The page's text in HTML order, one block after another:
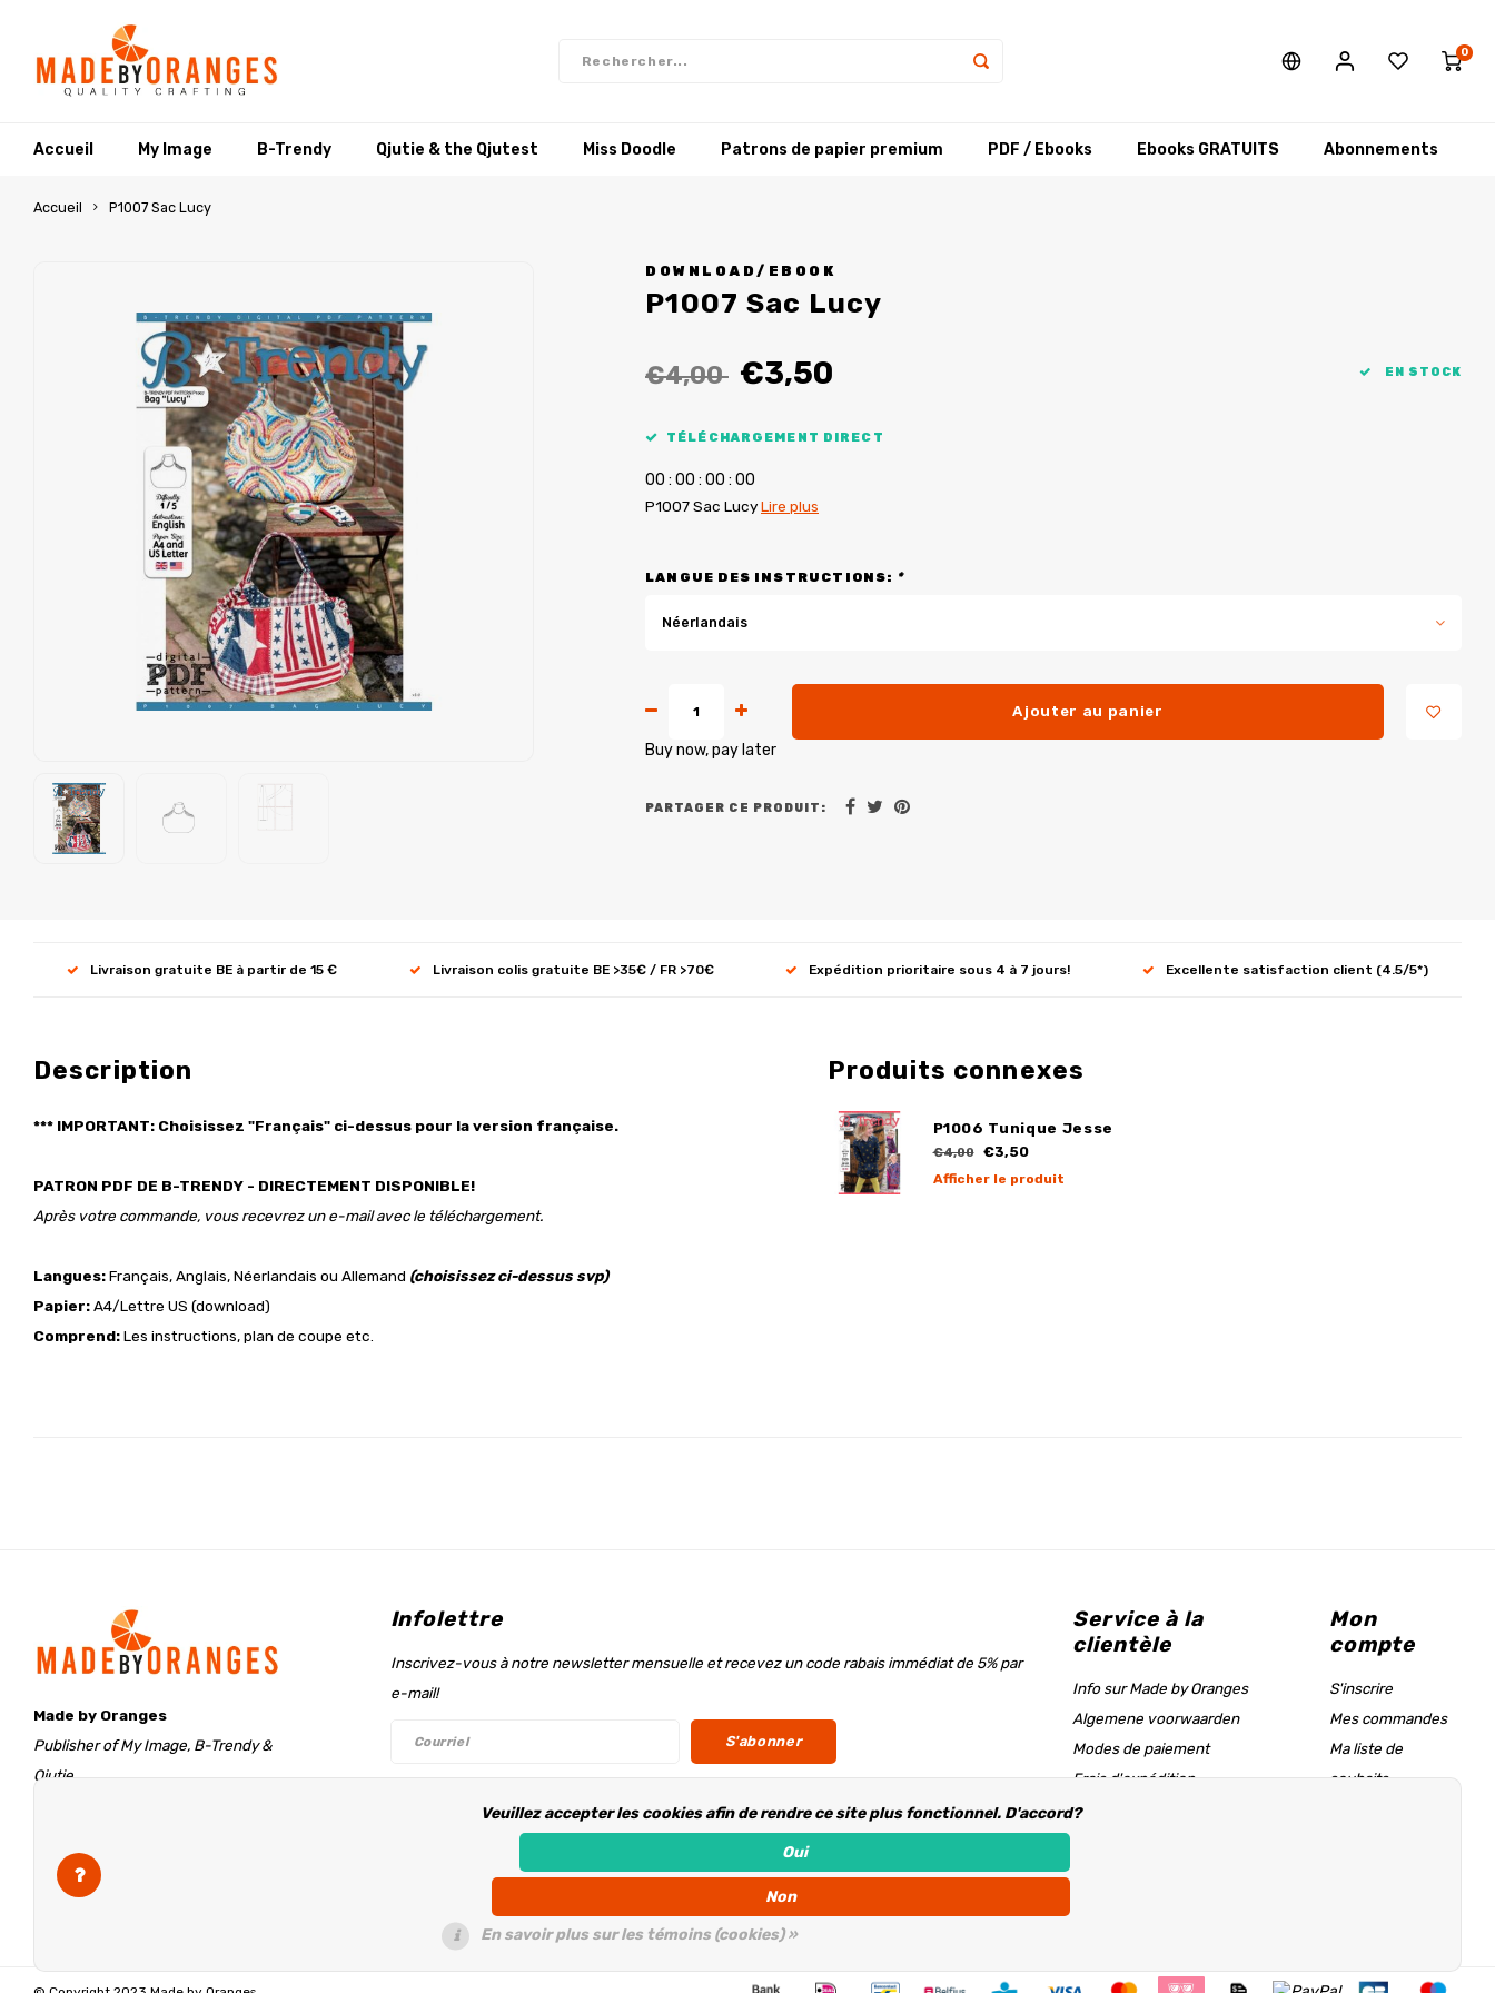
0
Accueil My Image B-Trendy Qjutie & the Qjutest Miss Doodle Patrons de papier premium PDF / Ebooks Ebooks GRATUITS Abonnements
Accueil P1007 Sac Lucy
DOWNLOAD/EBOOK
P1007 Sac Lucy
€4,00 €3,50 EN STOCK
TÉLÉCHARGEMENT DIRECT
00 : 00 : 00 : 00
P1007 Sac LucyLire plus
LANGUE DES INSTRUCTIONS: *
Néerlandais
Ajouter au panier
Buy now, pay later
PARTAGER CE PRODUIT:
Livraison gratuite BE à partir de 15 € Livraison colis gratuite BE >35€ / FR >70€ Expédition prioritaire sous 4 à 7 jours! Excellente satisfaction client (4.5/5*)
Description
*** IMPORTANT: Choisissez "Français" ci-dessus pour la version française.
PATRON PDF DE B-TRENDY - DIRECTEMENT DISPONIBLE!
Après votre commande, vous recevrez un e-mail avec le téléchargement.
Langues:Français, Anglais, Néerlandais ou Allemand (choisissez ci-dessus svp)
Papier:A4/Lettre US (download)
Comprend:Les instructions, plan de coupe etc.
Produits connexes
P1006 Tunique Jesse
€4,00 €3,50
Afficher le produit
Made by Oranges
Publisher of My Image, B-Trendy &
Qjutie
The Netherlands
info@madebyoranges.com
Infolettre
Inscrivez-vous à notre newsletter mensuelle et recevez un code rabais immédiat de 5% par
e-mail!
S'abonner
Suivez-nous
Service à la
clientèle
Info sur Made by Oranges
Algemene voorwaarden
Modes de paiement
Frais d'expédition
Tableau des tailles & page d'aide
Mon
compte
S'inscrire
Mes commandes
Ma liste de
souhaits
Veuillez accepter les cookies afin de rendre ce site plus fonctionnel. D'accord?
Oui
Non
En savoir plus sur les témoins (cookies) »